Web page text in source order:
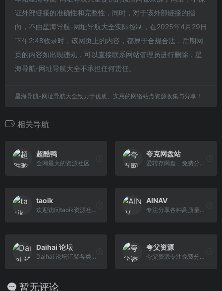
证外部链接的准确性和完整性，同时，对于该外部链接的指
向，不由星海导航-网址导航大全实际控制，在2025年4月29日
下午2:48收录时，该网页上的内容，都属于合规合法，后期网
页的内容如出现违规，可以直接联系网站管理员进行删除，星
海导航-网址导航大全不承担任何责任。
星海导航-网址导航大全致力于优质、实用的网络站点资源收集与分享！
相关导航
超酷鸭
全网最大的资源社区
夸克网盘站
爱转存网盘，免费分享夸克网盘资源，百度网盘资源，优质短剧下载、技术教程、软件下载、网站源码、网赚创业、小说书籍、美女图片、办公资料、教育资源应有尽有，更多精彩内
taoik
欢迎访问taoik资源社！这是一个资源共享的轻论坛，简约界面回归社区本质。这里没有复杂的条框与规定，在这里你可以谈天说地，可以在最短的时间查找灵感，收集有趣有用的东西。
AINAV
专注分享各种高质量网站、工具、APP、开源项目等一切好玩的东西🚀
Daihai 论坛
Daihai 论坛汇聚各类精彩内容，为用户提供丰富多样的资源共享平台，无论是学术资料、技术教程，还是创意灵感、娱乐资讯。论坛如同一个巨大的宝库，等待着每一位探索者的开启。
夸父资源
夸父资源专注免费分享夸克网盘资源，优质电影、剧集、动漫、4K电影、4K电视剧、书籍资料、学习教程、音乐音频应有尽有，更多内容等待你来发掘。
暂无评论